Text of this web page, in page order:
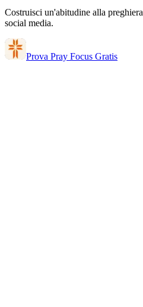
Costruisci un'abitudine alla
social media.
Prova Pray Focus Gratis